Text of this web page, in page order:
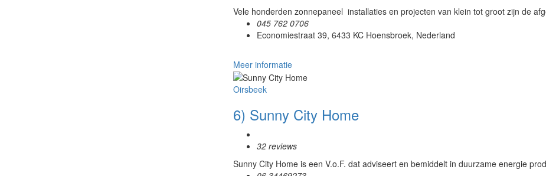
Vele honderden zonnepaneel installaties en projecten van klein tot groot zijn de
045 762 0706
Economiestraat 39, 6433 KC Hoensbroek, Nederland
Meer informatie
Oirsbeek
6) Sunny City Home
32 reviews
Sunny City Home is een V.o.F. dat adviseert en bemiddelt in duurzame energie